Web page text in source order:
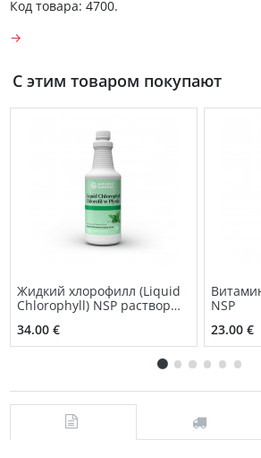
Код товара: 4700.
→
С этим товаром покупают
Жидкий хлорофилл (Liquid
Chlorophyll) NSP раствор
34.00 €
NSP
23.00 €